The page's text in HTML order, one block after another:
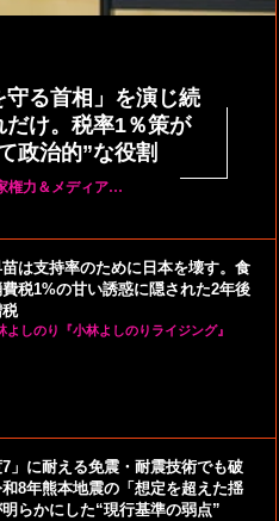
る首相」を演じ続
け。税率1％策が
政治的”な役割
権力＆メディア…
は支持率のために日本を壊す。食
税1%の甘い誘惑に隠された2年後
よしのり『小林よしのりライジング』
7」に耐える免震・耐震技術でも破
8年熊本地震の「想定を超えた揺
らかにした“現行基準の弱点”